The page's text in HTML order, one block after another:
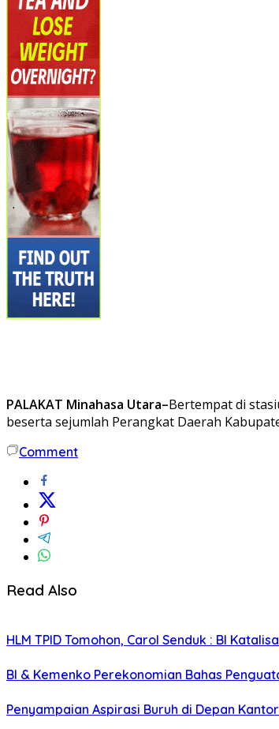
PALAKAT Minahasa Utara–Bertempat di
beserta sejumlah Perangkat Daerah
Comment
Read Also
HLM TPID Tomohon, Carol Senduk : BI
BI & Kemenko Perekonomian Bahas
Penyampaian Aspirasi Buruh di Depan